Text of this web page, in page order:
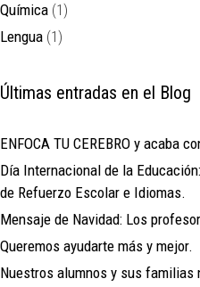
Química (1)
Lengua (1)
Últimas entradas en el Blog
ENFOCA TU CEREBRO y acaba
Día Internacional de la
de Refuerzo Escolar e Idiomas.
Mensaje de Navidad: Los
Queremos ayudarte más y mejor.
Nuestros alumnos y sus familias